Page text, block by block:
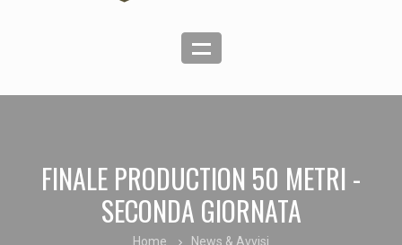
FINALE PRODUCTION 50 METRI -
SECONDA GIORNATA
Home
News & Avvisi